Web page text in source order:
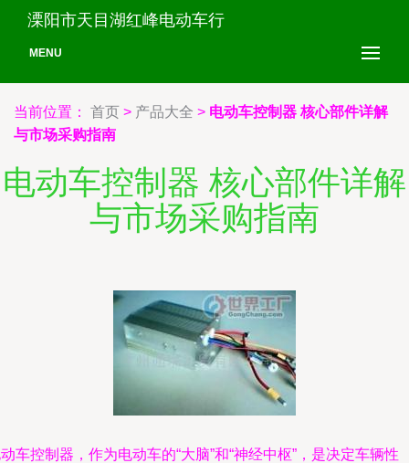
溧阳市天目湖红峰电动车行
MENU
当前位置： 首页 > 产品大全 > 电动车控制器 核心部件详解
与市场采购指南
电动车控制器 核心部件详解
与市场采购指南
车控制器，作为电动车的“大脑”和“神经中枢”，是决定车辆性